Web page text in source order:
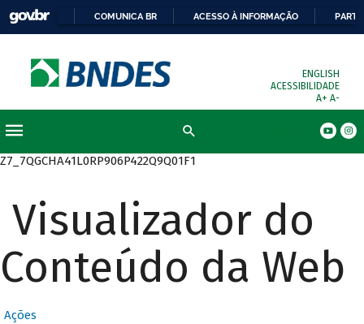
COMUNICA BR ACESSO À INFORMAÇÃO
ENGLISH
ACESSIBILIDADE
A+ A-
Z7_7QGCHA41L0RP906P422Q9Q01F1
Visualizador do
Conteúdo da Web
Ações